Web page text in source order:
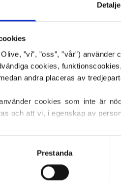
”vi”, ”oss”, ”vår”)
cookies,
cookies som inte är
och att vi, i egenskap av
återkalla ditt samtycke via
Prestanda
Din varukorg
HEAVY
MED